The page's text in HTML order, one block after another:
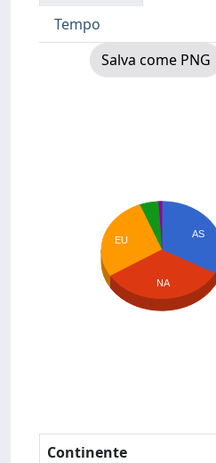
Tempo
Salva come PNG
AS
EU
NA
Continente